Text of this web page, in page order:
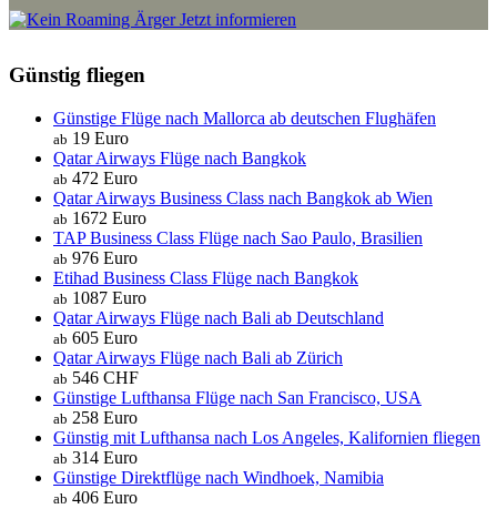
Jetzt informieren
Günstig fliegen
Günstige Flüge nach Mallorca ab deutschen Flughäfen
ab 19 Euro
Qatar Airways Flüge nach Bangkok
ab 472 Euro
Qatar Airways Business Class nach Bangkok ab Wien
ab 1672 Euro
TAP Business Class Flüge nach Sao Paulo, Brasilien
ab 976 Euro
Etihad Business Class Flüge nach Bangkok
ab 1087 Euro
Qatar Airways Flüge nach Bali ab Deutschland
ab 605 Euro
Qatar Airways Flüge nach Bali ab Zürich
ab 546 CHF
Günstige Lufthansa Flüge nach San Francisco, USA
ab 258 Euro
Günstig mit Lufthansa nach Los Angeles, Kalifornien fliegen
ab 314 Euro
Günstige Direktflüge nach Windhoek, Namibia
ab 406 Euro